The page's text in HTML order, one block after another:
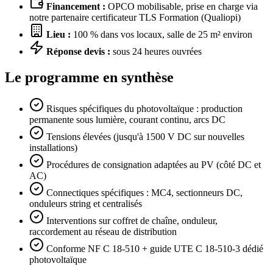
Financement : OPCO mobilisable, prise en charge via
notre partenaire certificateur TLS Formation (Qualiopi)
Lieu : 100 % dans vos locaux, salle de 25 m² environ
Réponse devis : sous 24 heures ouvrées
Le programme en synthèse
Risques spécifiques du photovoltaïque : production
permanente sous lumière, courant continu, arcs DC
Tensions élevées (jusqu'à 1500 V DC sur nouvelles
installations)
Procédures de consignation adaptées au PV (côté DC et
AC)
Connectiques spécifiques : MC4, sectionneurs DC,
onduleurs string et centralisés
Interventions sur coffret de chaîne, onduleur,
raccordement au réseau de distribution
Conforme NF C 18-510 + guide UTE C 18-510-3 dédié
photovoltaïque